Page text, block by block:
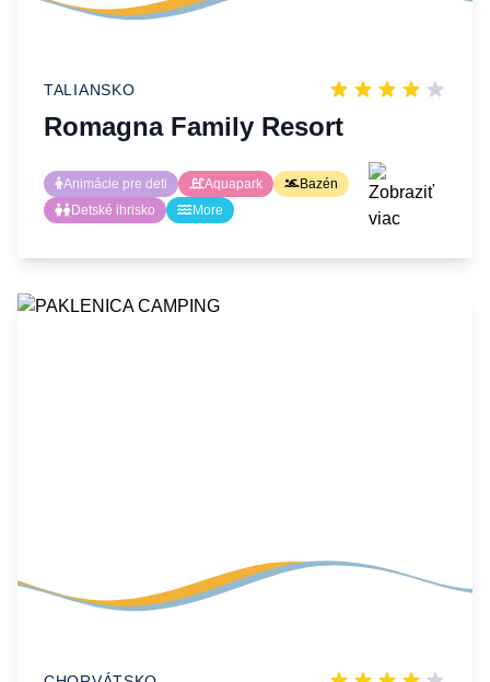
TALIANSKO
Romagna Family Resort
Animácie pre deti Aquapark
Bazén
Detské ihrisko
More